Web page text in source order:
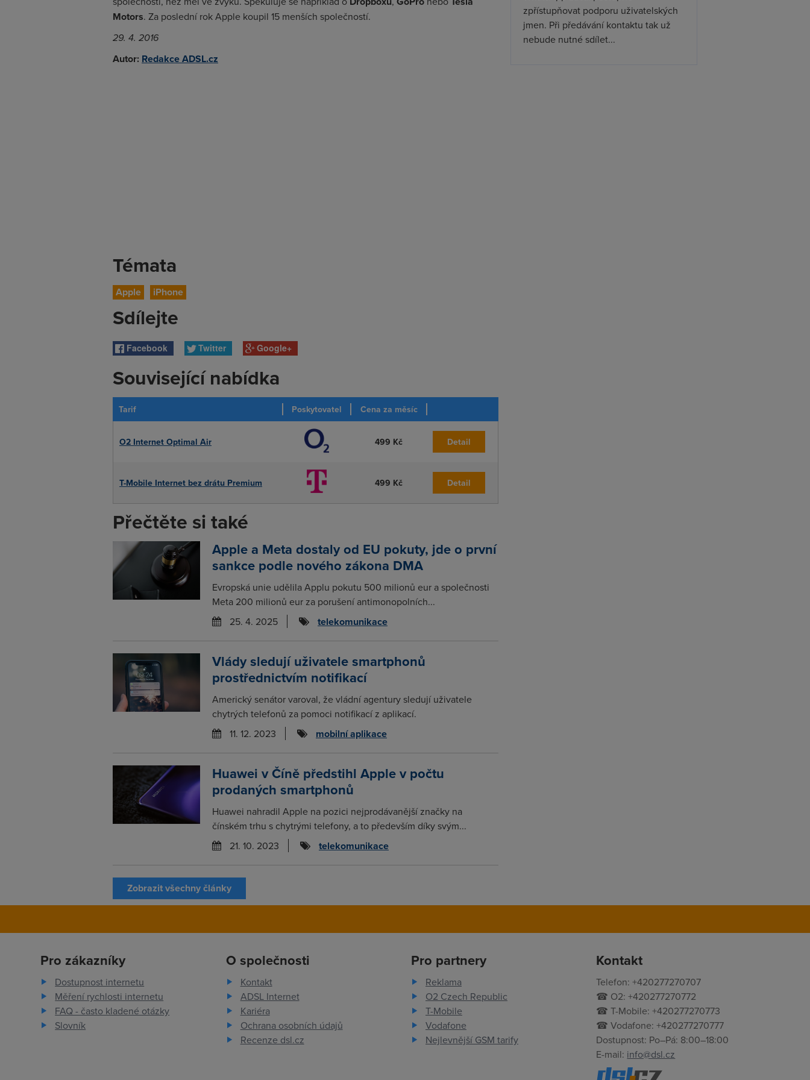
Motors. Za poslední rok Apple koupil 15 menších společností.
29. 4. 2016
Autor: Redakce ADSL.cz
Témata
Apple iPhone
Sdílejte
Facebook Twitter Google+
Související nabídka
Tarif Poskytovatel Cena za měsíc
O2 Internet Optimal Air 499 Kč Detail
T-Mobile Internet bez drátu Premium 499 Kč Detail
Přečtěte si také
Apple a Meta dostaly od EU pokuty, jde o první
sankce podle nového zákona DMA
Evropská unie udělila Applu pokutu 500 milionů eur a společnosti
Meta 200 milionů eur za porušení antimonopolních...
25. 4. 2025
telekomunikace
Vlády sledují uživatele smartphonů
prostřednictvím notifikací
Americký senátor varoval, že vládní agentury sledují uživatele
chytrých telefonů za pomoci notifikací z aplikací.
11. 12. 2023
mobilní aplikace
Huawei v Číně předstihl Apple v počtu
prodaných smartphonů
Huawei nahradil Apple na pozici nejprodávanější značky na
čínském trhu s chytrými telefony, a to především díky svým...
21. 10. 2023
telekomunikace
Zobrazit všechny články
zpřístupňovat podporu uživatelských
jmen. Při předávání kontaktu tak už
nebude nutné sdílet...
Pro zákazníky
Dostupnost internetu
Měření rychlosti internetu
FAQ - často kladené otázky
Slovník
O společnosti
Kontakt
ADSL Internet
Kariéra
Ochrana osobních údajů
Recenze dsl.cz
Pro partnery
Reklama
O2 Czech Republic
T-Mobile
Vodafone
Nejlevnější GSM tarify
Kontakt
Telefon: +420277270707
☎ O2: +420277270772
☎ T-Mobile: +420277270773
☎ Vodafone: +420277270777
Dostupnost: Po–Pá: 8:00–18:00
E-mail: info@dsl.cz